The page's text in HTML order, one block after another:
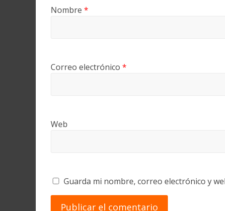
Nombre *
Correo electrónico *
Web
Guarda mi nombre, correo electrónico y